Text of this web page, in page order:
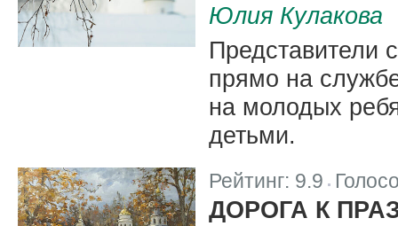
Юлия Кулакова
Представители
прямо на
на молодых
детьми.
Рейтинг: 9.9
ДОРОГА К